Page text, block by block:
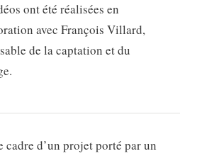
ont été réalisées en
avec François Villard,
de la captation et du
cadre d’un projet porté par un